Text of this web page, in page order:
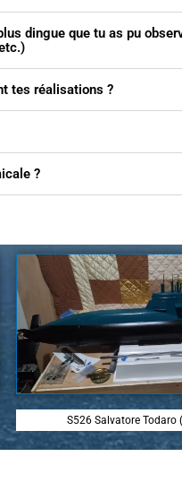
dingue que tu as pu
tes réalisations ?
?
S526 Salvatore Todaro